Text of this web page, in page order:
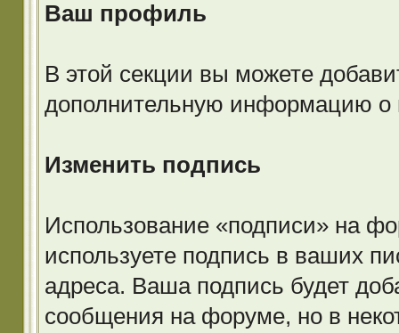
Ваш профиль
В этой секции вы можете
дополнительную информацию о
Изменить подпись
Использование «подписи» на
используете подпись в ваших
адреса. Ваша подпись будет
сообщения на форуме, но в